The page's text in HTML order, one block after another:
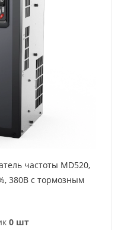
частоты MD520,
380В с тормозным
0 шт